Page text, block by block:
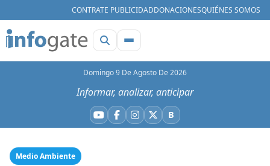
CONTRATE PUBLICIDADDONACIONESQUIÉNES SOMOS
Domingo 9 De Agosto De 2026
Informar, analizar, anticipar
YouTube
Facebook
Instagram
X BBluesky
Medio Ambiente